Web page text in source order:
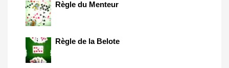
Règle du Menteur
Règle de la Belote